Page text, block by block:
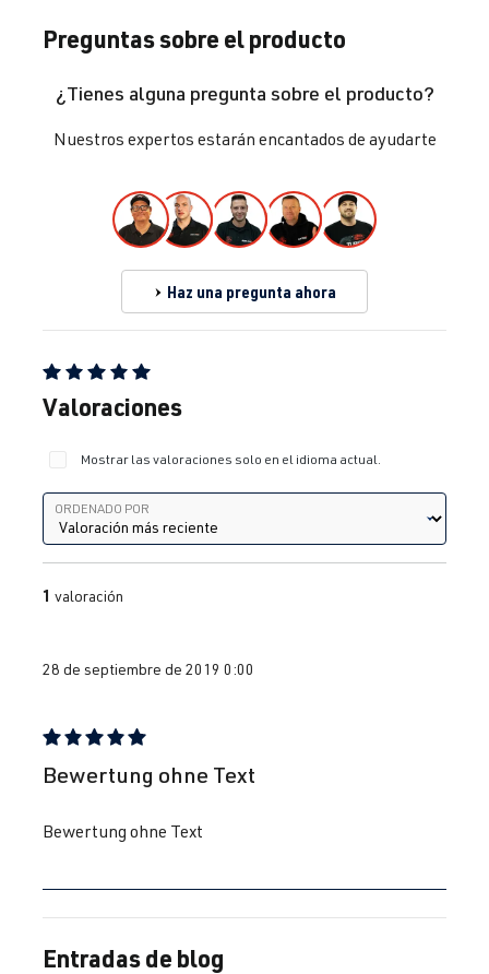
Preguntas sobre el producto
¿Tienes alguna pregunta sobre el producto?
Nuestros expertos estarán encantados de ayudarte
Haz una pregunta ahora
Calificación promedio de 5 de 5 estrellas
Valoraciones
Mostrar las valoraciones solo en el idioma actual.
Ordenado por
ORDENADO POR
1 valoración
28 de septiembre de 2019 0:00
Reseña con calificación de 5 de 5 estrellas
Bewertung ohne Text
Bewertung ohne Text
Entradas de blog